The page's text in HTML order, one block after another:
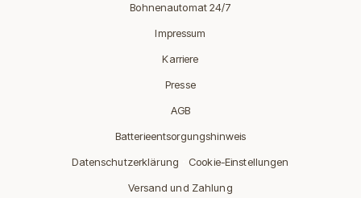
Bohnenautomat 24/7
Impressum
Karriere
Presse
AGB
Batterieentsorgungshinweis
Datenschutzerklärung
Cookie-Einstellungen
Versand und Zahlung